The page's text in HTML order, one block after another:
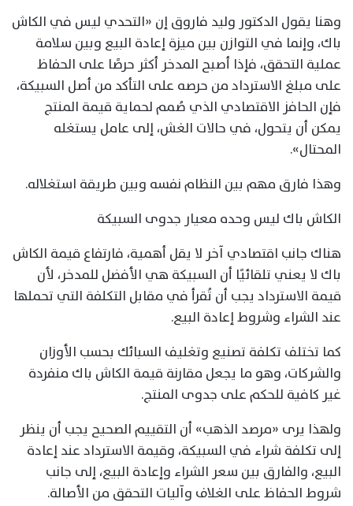
وهنا يقول الدكتور وليد فاروق إن «التحدي ليس في الكاش
باك، وإنما في التوازن بين ميزة إعادة البيع وبين سلامة
عملية التحقق، فإذا أصبح المدخر أكثر حرصًا على الحفاظ
على مبلغ الاسترداد من حرصه على التأكد من أصل السبيكة،
فإن الحافز الاقتصادي الذي صُمم لحماية قيمة المنتج
يمكن أن يتحول، في حالات الغش، إلى عامل يستغله
المحتال».
وهذا فارق مهم بين النظام نفسه وبين طريقة استغلاله.
الكاش باك ليس وحده معيار جدوى السبيكة
هناك جانب اقتصادي آخر لا يقل أهمية، فارتفاع قيمة الكاش
باك لا يعني تلقائيًا أن السبيكة هي الأفضل للمدخر، لأن
قيمة الاسترداد يجب أن تُقرأ في مقابل التكلفة التي تحملها
عند الشراء وشروط إعادة البيع.
كما تختلف تكلفة تصنيع وتغليف السبائك بحسب الأوزان
والشركات، وهو ما يجعل مقارنة قيمة الكاش باك منفردة
غير كافية للحكم على جدوى المنتج.
ولهذا يرى «مرصد الذهب» أن التقييم الصحيح يجب أن ينظر
إلى تكلفة شراء في السبيكة، وقيمة الاسترداد عند إعادة
البيع، والفارق بين سعر الشراء وإعادة البيع، إلى جانب
شروط الحفاظ على الغلاف وآليات التحقق من الأصالة.